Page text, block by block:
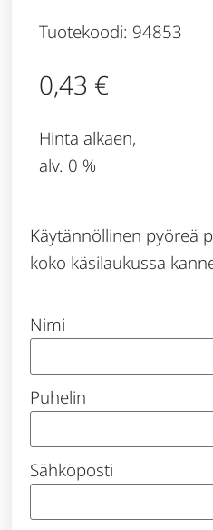
Tuotekoodi: 94853
0,43 €
Hinta alkaen,
alv. 0 %
Käytännöllinen pyöreä
koko käsilaukussa
Nimi
Puhelin
Sähköposti